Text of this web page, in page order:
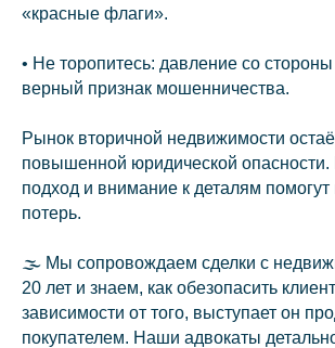
«красные флаги».
• Не торопитесь: давление со
верный признак мошенничества.
Рынок вторичной недвижимости
повышенной юридической
подход и внимание к деталям помогут
потерь.
🌫 Мы сопровождаем сделки с
20 лет и знаем, как обезопасить
зависимости от того, выступает он
покупателем. Наши адвокаты